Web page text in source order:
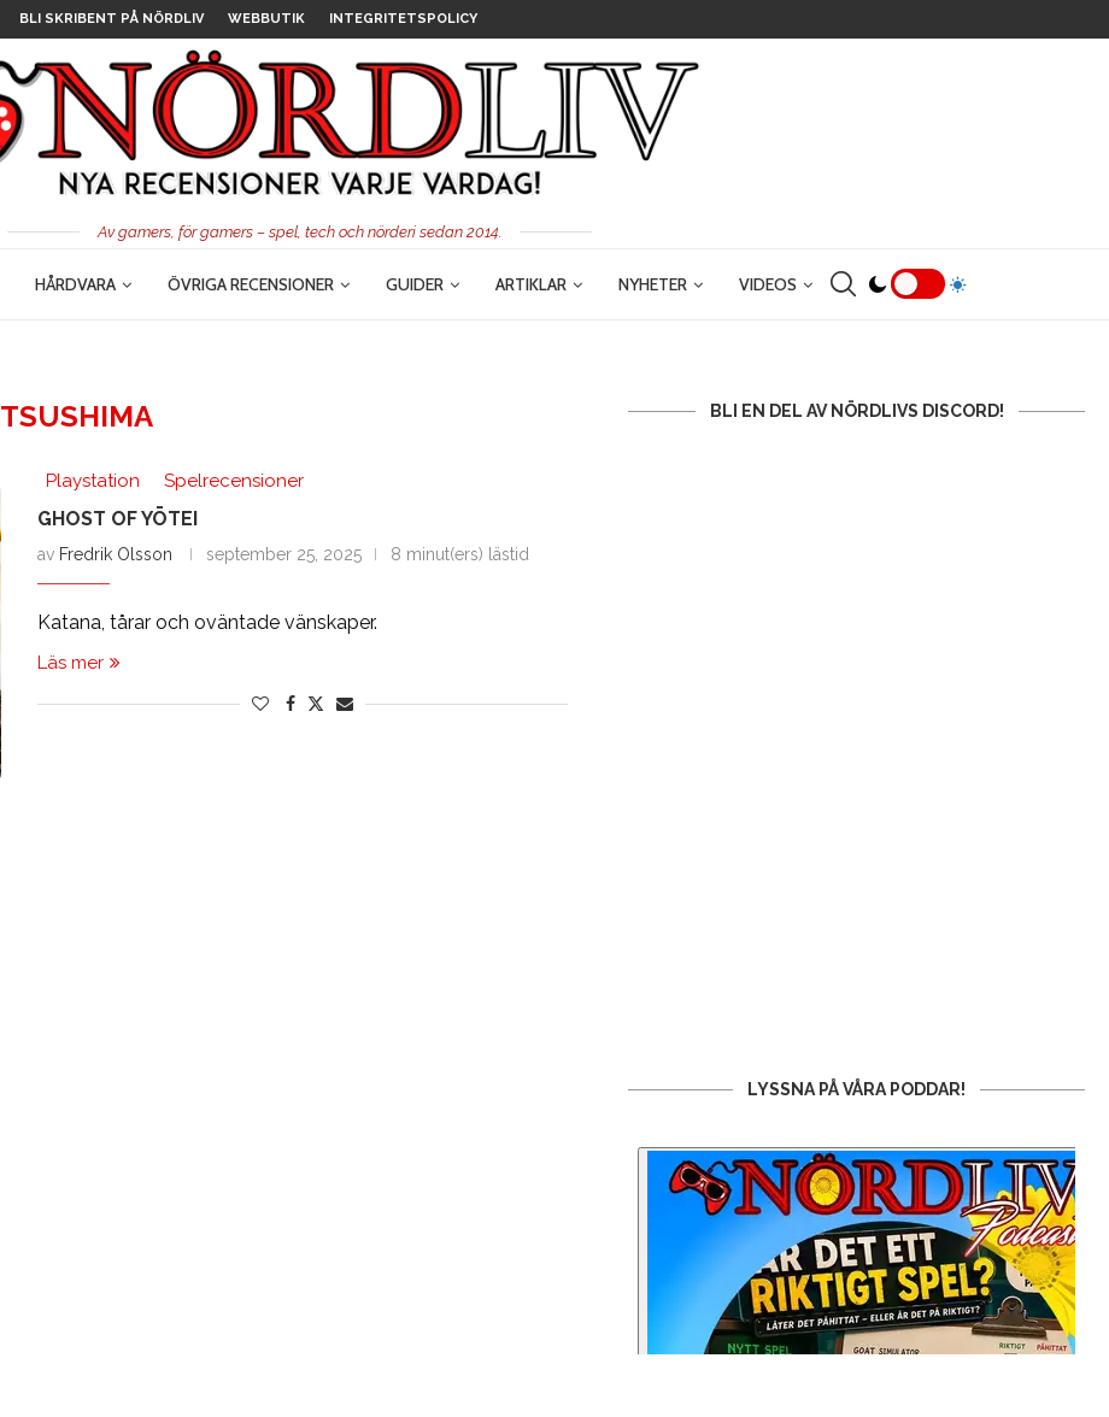
BLI SKRIBENT PÅ NÖRDLIV WEBBUTIK INTEGRITETSPOLICY
Av gamers, för gamers – spel, tech och nörderi sedan 2014.
HÅRDVARA ÖVRIGA RECENSIONER GUIDER ARTIKLAR NYHETER VIDEOS
TSUSHIMA
Playstation Spelrecensioner
GHOST OF YŌTEI
av Fredrik Olsson september 25, 2025 8 minut(ers) lästid
Katana, tårar och oväntade vänskaper.
Läs mer
BLI EN DEL AV NÖRDLIVS DISCORD!
LYSSNA PÅ VÅRA PODDAR!